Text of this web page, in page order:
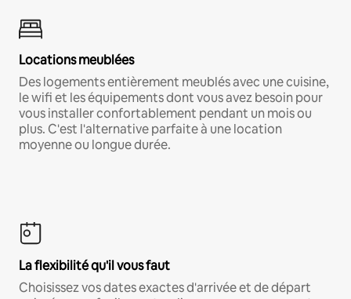
Locations meublées
Des logements entièrement meublés avec une cuisine,
le wifi et les équipements dont vous avez besoin pour
vous installer confortablement pendant un mois ou
plus. C'est l'alternative parfaite à une location
moyenne ou longue durée.
La flexibilité qu'il vous faut
Choisissez vos dates exactes d'arrivée et de départ